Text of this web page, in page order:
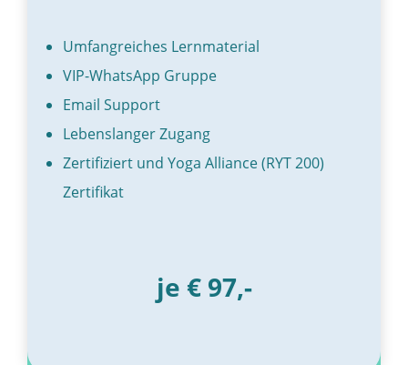
Umfangreiches Lernmaterial
VIP-WhatsApp Gruppe
Email Support
Lebenslanger Zugang
Zertifiziert und Yoga Alliance (RYT 200)
Zertifikat
je € 97,-